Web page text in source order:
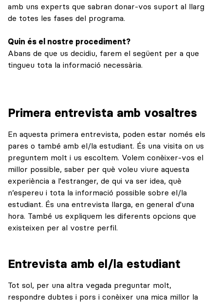
amb uns experts que sabran donar-vos suport al llarg
de totes les fases del programa.
Quin és el nostre procediment?
Abans de que us decidiu, farem el següent per a que
tingueu tota la informació necessària.
Primera entrevista amb vosaltres
En aquesta primera entrevista, poden estar només els
pares o també amb el/la estudiant. És una visita on us
preguntem molt i us escoltem. Volem conèixer-vos el
millor possible, saber per què voleu viure aquesta
experiència a l'estranger, de qui va ser idea, què
n’espereu i tota la informació possible sobre el/la
estudiant. És una entrevista llarga, en general d'una
hora. També us expliquem les diferents opcions que
existeixen per al vostre perfil.
Entrevista amb el/la estudiant
Tot sol, per una altra vegada preguntar molt,
respondre dubtes i pors i conèixer una mica millor la